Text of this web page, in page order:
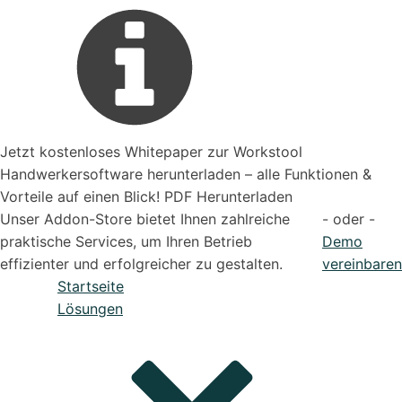
Jetzt kostenloses Whitepaper zur Workstool
Handwerkersoftware herunterladen – alle Funktionen &
Vorteile auf einen Blick! PDF Herunterladen
Unser Addon-Store bietet Ihnen zahlreiche
praktische Services, um Ihren Betrieb
effizienter und erfolgreicher zu gestalten.
- oder -
Demo
vereinbaren
Startseite
Lösungen